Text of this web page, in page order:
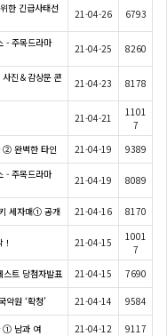
한 긴급사태선
21-04-26 6793
- 주목드라마
21-04-25 8260
진＆감상문 콘
21-04-23 8178
21-04-21
1101
7
② 완벽한 타인 21-04-19 9389
- 주목드라마
21-04-19 8089
세자매① 공개 21-04-16 8170
21-04-15
1001
7
트 당첨자발표 21-04-15 7690
악원 ‘확청' 21-04-14 9584
① 남과 여 21-04-12 9117